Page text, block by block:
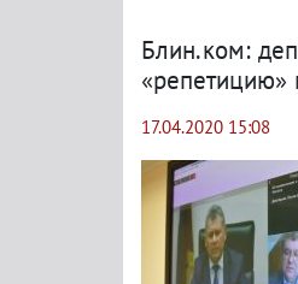
Блин.ком:
«репетицию»
17.04.2020 15:08